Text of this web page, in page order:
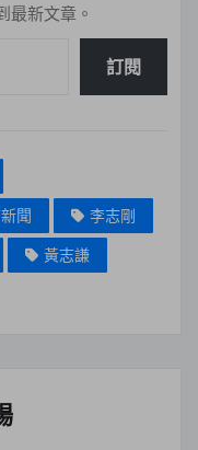
最新文章。
訂閱
聞
李志剛
黃志謙